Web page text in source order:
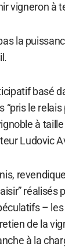
vigneron à
la
basé
“pris le
à
Ludovic
réalisés
–
de la
à la